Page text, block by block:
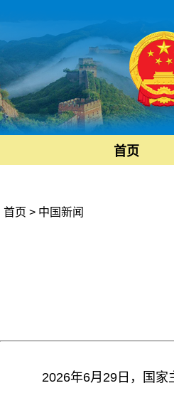
首页
首页 > 中国新闻
2026年6月29日，国家